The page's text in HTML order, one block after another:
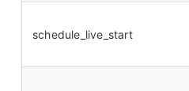
schedule_live_start